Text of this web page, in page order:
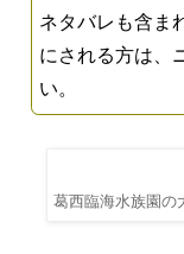
ネタバレも含ま
にされる方は、
い。
葛西臨海水族園の